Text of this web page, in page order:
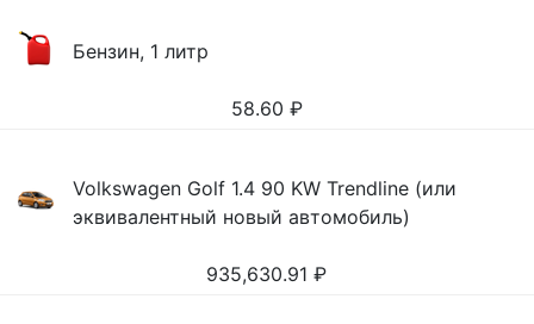
Бензин, 1 литр
58.60 ₽
Volkswagen Golf 1.4 90 KW Trendline (или
эквивалентный новый автомобиль)
935,630.91 ₽